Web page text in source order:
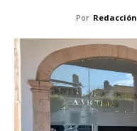
Por Redacción